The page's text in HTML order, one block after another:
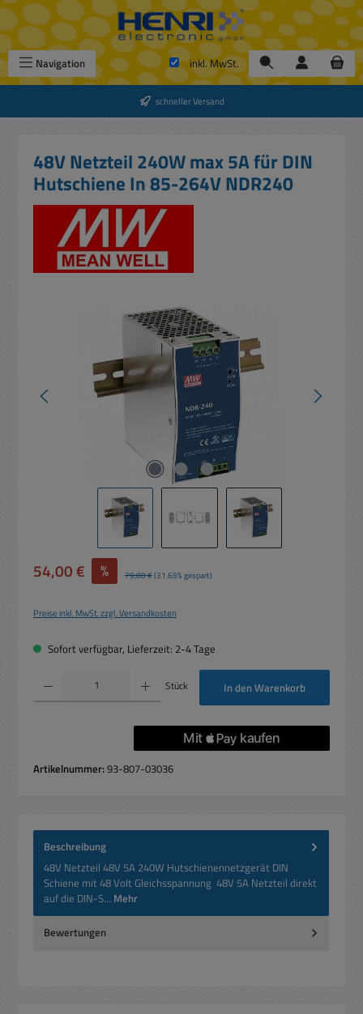
Zum Hauptinhalt springen
Navigation inkl. MwSt.
schneller Versand
48V Netzteil 240W max 5A für DIN
Hutschiene In 85-264V NDR240
Bildergalerie überspringen
Verkaufspreis:
54,00 € % Regulärer Preis:
79,00 €(31.65% gespart)
Preise inkl. MwSt. zzgl. Versandkosten
Sofort verfügbar, Lieferzeit: 2-4 Tage
Produkt Anzahl: Gib den gewünschten Wert ein oder benutze die Schaltflächen um
Stück In den Warenkorb
Artikelnummer:93-807-03036
Beschreibung
48V Netzteil 48V 5A 240W Hutschienennetzgerät DIN
Schiene mit 48 Volt Gleichsspannung 48V 5A Netzteil direkt
auf die DIN-S… Mehr
Bewertungen